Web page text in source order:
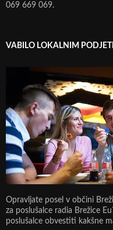
069 669 069.
VABILO LOKALNIM
Opravljate posel v občini
za poslušalce radia Brežice
poslušalce obvestiti kakšne